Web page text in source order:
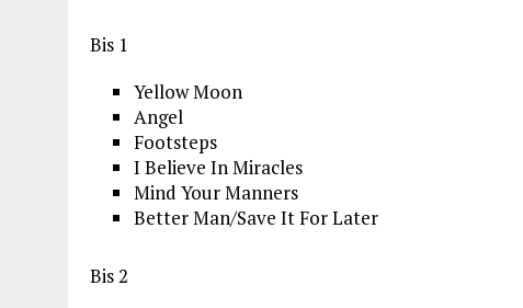
Bis 1
Yellow Moon
Angel
Footsteps
I Believe In Miracles
Mind Your Manners
Better Man/Save It For Later
Bis 2